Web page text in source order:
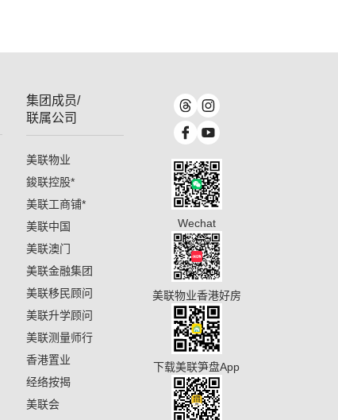
集团成员/
联属公司
美联物业
鋑联控股*
美联工商铺*
美联中国
美联澳门
美联金融集团
美联移民顾问
美联升学顾问
美联测量师行
香港置业
经络按揭
美联会
Wechat
美联物业香港好房
下载美联笋盘App